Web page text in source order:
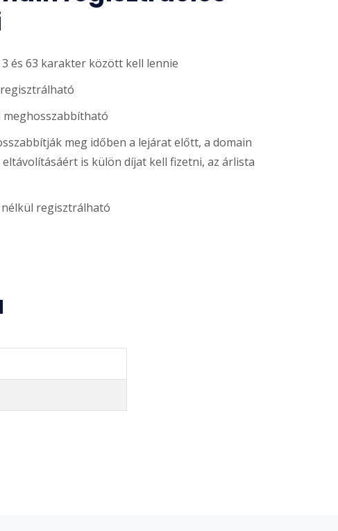
és 63 karakter között kell lennie
meghosszabbítható
meg időben a lejárat előtt, a domain
is külön díjat kell fizetni, az árlista
regisztrálható